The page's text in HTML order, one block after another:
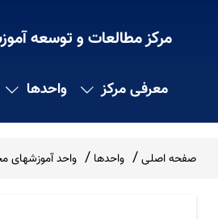
مرکز مطالعات و توسعه
معرفی مرکز واحدها
صفحه اصلی واحدها واحد آموزشهای